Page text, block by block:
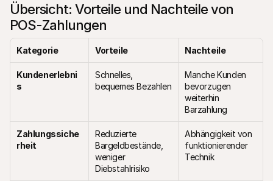
Übersicht: Vorteile und Nachteile von
POS-Zahlungen
Kategorie Vorteile Nachteile
Kundenerlebni
s
Schnelles,
bequemes Bezahlen
Manche Kunden
bevorzugen
weiterhin
Barzahlung
Zahlungssiche
rheit
Reduzierte
Bargeldbestände,
weniger
Diebstahlrisiko
Abhängigkeit von
funktionierender
Technik